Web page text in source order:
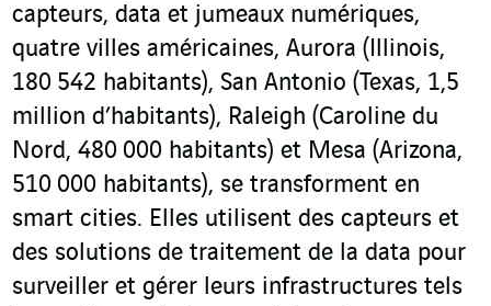
capteurs, data et jumeaux numériques,
quatre villes américaines, Aurora (Illinois,
180 542 habitants), San Antonio (Texas, 1,5
million d’habitants), Raleigh (Caroline du
Nord, 480 000 habitants) et Mesa (Arizona,
510 000 habitants), se transforment en
smart cities. Elles utilisent des capteurs et
des solutions de traitement de la data pour
surveiller et gérer leurs infrastructures tels